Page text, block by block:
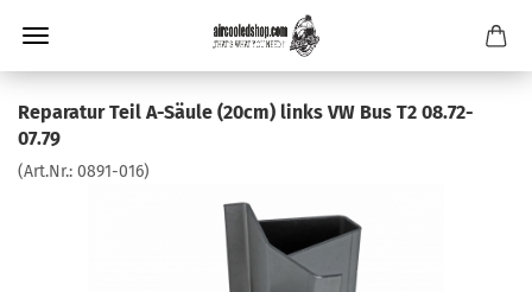
Reparatur Teil A-Säule (20cm) links VW Bus T2 08.72-
07.79
(Art.Nr.: 0891-016)